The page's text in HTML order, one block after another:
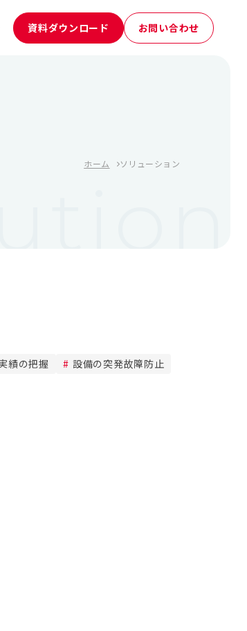
資料ダウンロード お問い合わせ
ホーム ソリューション
績の把握
設備の突発故障防止